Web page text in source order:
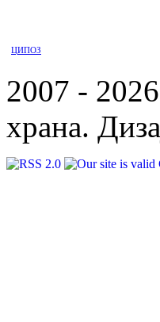
ЦИПОЗ
2007 -
храна.